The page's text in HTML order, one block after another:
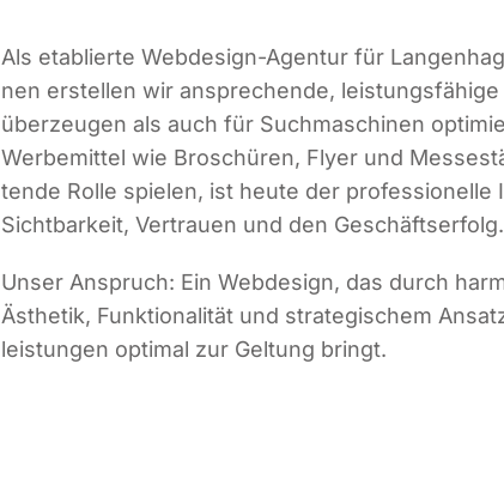
Als eta­blier­te Web­de­sign-Agen­tur für
nen erstel­len wir anspre­chen­de,
über­zeu­gen als auch für Such­ma­schi­nen
Wer­be­mit­tel wie Bro­schü­ren, Fly­er und
ten­de Rol­le spie­len, ist heu­te der
Sicht­bar­keit, Ver­trau­en und den Geschäftserfolg.
Unser Anspruch: Ein Web­de­sign, das durch
Ästhe­tik, Funk­tio­na­li­tät und stra­te­gi­schem
leis­tun­gen opti­mal zur Gel­tung bringt.